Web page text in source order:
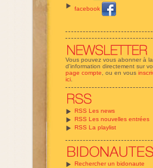
facebook
Vous pouvez vous abonner à
d'information directement sur
page compte , ou en vous
ici
RSS Les news
RSS Les nouvelles entrées
RSS La playlist
Rechercher un bidonaute